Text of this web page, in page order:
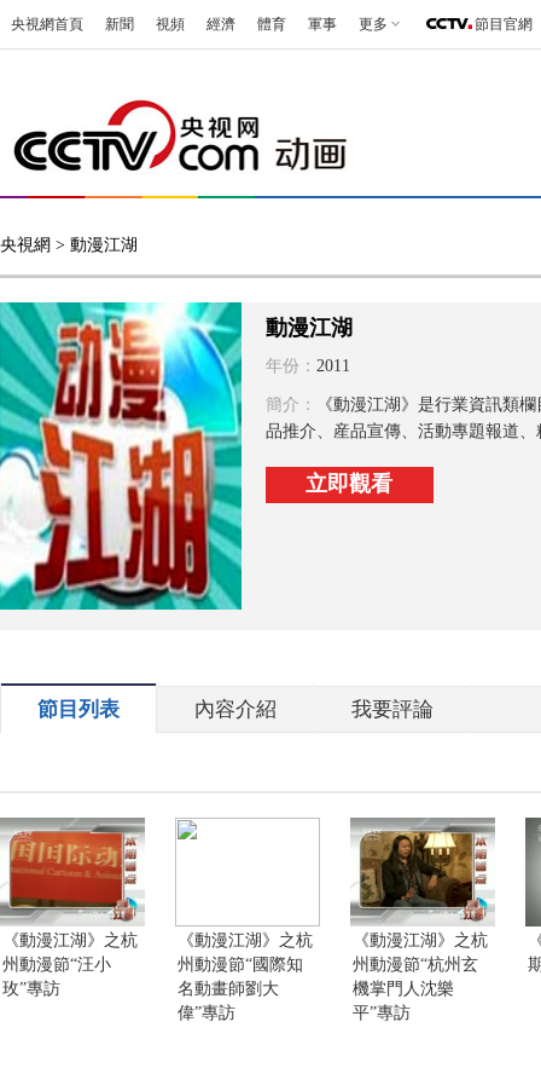
央視網首頁 新聞 視頻 經濟 體育 軍事 更多 節目官網
央視網 > 動漫江湖
動漫江湖
年份： 2011
簡介：
《動漫江湖》是行業資訊類
品推介、産品宣傳、活動專題報道
立即觀看
節目列表 內容介紹 我要評論
《動漫江湖》之杭
州動漫節“汪小
玫”專訪
《動漫江湖》之杭
州動漫節“國際知
名動畫師劉大
偉”專訪
《動漫江湖》之杭
州動漫節“杭州玄
機掌門人沈樂
平”專訪